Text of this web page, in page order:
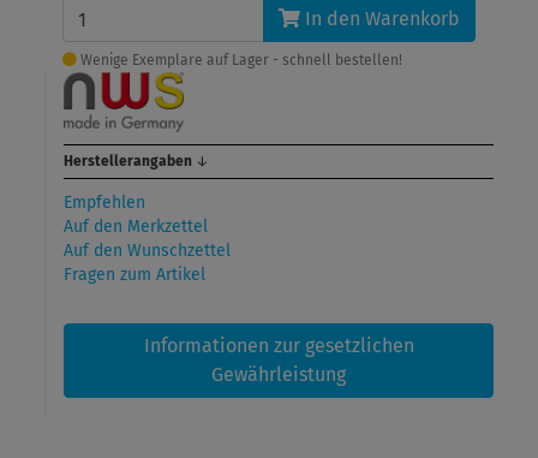
In den Warenkorb
Wenige Exemplare auf Lager - schnell bestellen!
Herstellerangaben ↓
Empfehlen
Auf den Merkzettel
Auf den Wunschzettel
Fragen zum Artikel
Informationen zur gesetzlichen
Gewährleistung